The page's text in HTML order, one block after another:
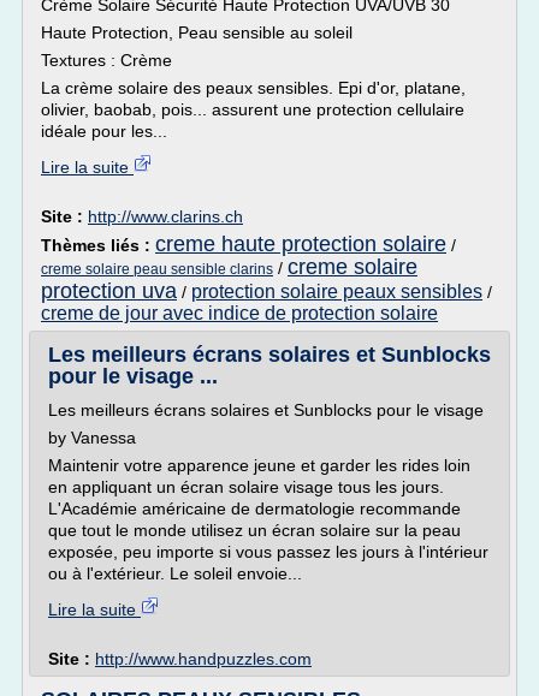
Crème Solaire Sécurité Haute Protection UVA/UVB 30
Haute Protection, Peau sensible au soleil
Textures : Crème
La crème solaire des peaux sensibles. Epi d'or, platane,
olivier, baobab, pois... assurent une protection cellulaire
idéale pour les...
Lire la suite
Site : http://www.clarins.ch
Thèmes liés : creme haute protection solaire /
creme solaire peau sensible clarins / creme solaire
protection uva / protection solaire peaux sensibles /
creme de jour avec indice de protection solaire
Les meilleurs écrans solaires et Sunblocks
pour le visage ...
Les meilleurs écrans solaires et Sunblocks pour le visage
by Vanessa
Maintenir votre apparence jeune et garder les rides loin
en appliquant un écran solaire visage tous les jours.
L'Académie américaine de dermatologie recommande
que tout le monde utilisez un écran solaire sur la peau
exposée, peu importe si vous passez les jours à l'intérieur
ou à l'extérieur. Le soleil envoie...
Lire la suite
Site : http://www.handpuzzles.com